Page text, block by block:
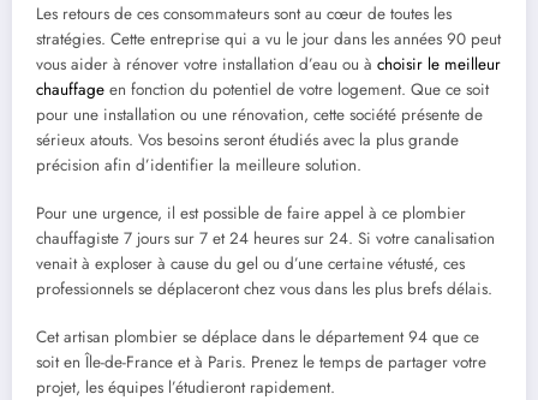
Les retours de ces consommateurs sont au cœur de toutes les
stratégies. Cette entreprise qui a vu le jour dans les années 90 peut
vous aider à rénover votre installation d’eau ou à choisir le meilleur
chauffage en fonction du potentiel de votre logement. Que ce soit
pour une installation ou une rénovation, cette société présente de
sérieux atouts. Vos besoins seront étudiés avec la plus grande
précision afin d’identifier la meilleure solution.
Pour une urgence, il est possible de faire appel à ce plombier
chauffagiste 7 jours sur 7 et 24 heures sur 24. Si votre canalisation
venait à exploser à cause du gel ou d’une certaine vétusté, ces
professionnels se déplaceront chez vous dans les plus brefs délais.
Cet artisan plombier se déplace dans le département 94 que ce
soit en Île-de-France et à Paris. Prenez le temps de partager votre
projet, les équipes l’étudieront rapidement.